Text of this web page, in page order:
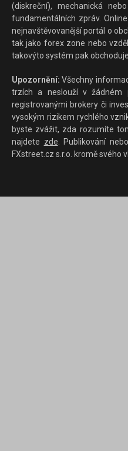
(diskreční), mechanická
fundamentálních zpráv.
nejnavštěvovanější portál o
tak jako forex zone nebo
takovýto systém pak
Upozornění: Všechny
trzích a neslouží v žádném
registrovanými brokery či
vysokým rizikem rychlého
byste zvážit, zda rozumíte
najdete zde . Publikování
FXstreet.cz s.r.o. kromě svého